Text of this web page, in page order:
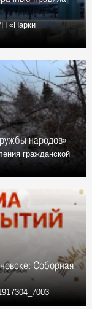
«Парки
народов»
гражданской
Соборная